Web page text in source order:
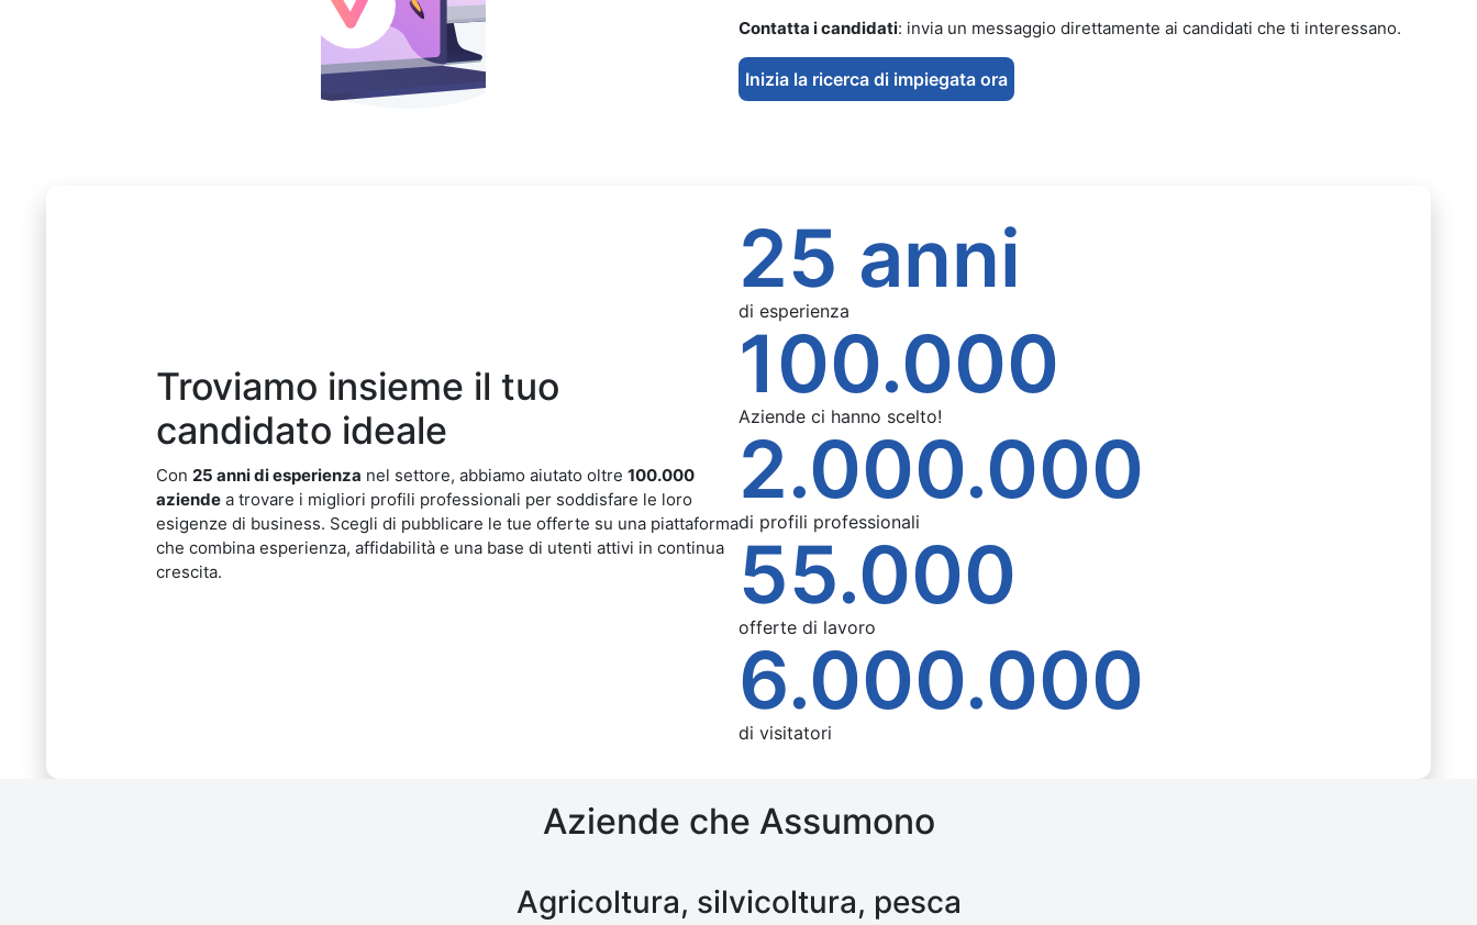
Contatta i candidati: invia un messaggio direttamente ai candidati che ti interessano.
Inizia la ricerca di impiegata ora
Troviamo insieme il tuo
candidato ideale
Con 25 anni di esperienza nel settore, abbiamo aiutato oltre 100.000
aziende a trovare i migliori profili professionali per soddisfare le loro
esigenze di business. Scegli di pubblicare le tue offerte su una piattaforma
che combina esperienza, affidabilità e una base di utenti attivi in continua
crescita.
25 anni
di esperienza
100.000
Aziende ci hanno scelto!
2.000.000
di profili professionali
55.000
offerte di lavoro
6.000.000
di visitatori
Aziende che Assumono
Agricoltura, silvicoltura, pesca